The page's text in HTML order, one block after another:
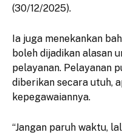
(30/12/2025).
Ia juga menekankan
boleh dijadikan alasan
pelayanan. Pelayanan
diberikan secara utuh,
kepegawaiannya.
“Jangan paruh waktu,